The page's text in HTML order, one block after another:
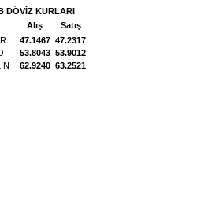
DÖVİZ KURLARI
Alış
Satış
47.1467 47.2317
53.8043 53.9012
62.9240 63.2521